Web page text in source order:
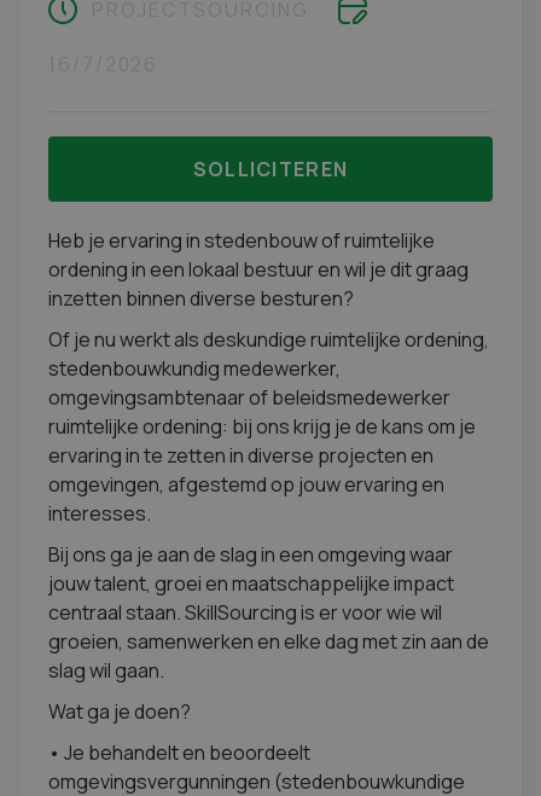
SOLLICITEREN
Heb je ervaring in stedenbouw of ruimtelijke
ordening in een lokaal bestuur en wil je dit graag
inzetten binnen diverse besturen?
Of je nu werkt als deskundige ruimtelijke ordening,
stedenbouwkundig medewerker,
omgevingsambtenaar of beleidsmedewerker
ruimtelijke ordening: bij ons krijg je de kans om je
ervaring in te zetten in diverse projecten en
omgevingen, afgestemd op jouw ervaring en
interesses.
Bij ons ga je aan de slag in een omgeving waar
jouw talent, groei en maatschappelijke impact
centraal staan. SkillSourcing is er voor wie wil
groeien, samenwerken en elke dag met zin aan de
slag wil gaan.
Wat ga je doen?
• Je behandelt en beoordeelt
omgevingsvergunningen (stedenbouwkundige